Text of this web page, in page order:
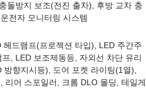
돌방지 보조(전진 출차), 후방 교차 충
전자 모니터링 시스템
드램프(프로젝션 타입), LED 주간주
, LED 보조제동등, 자외선 차단 유리
향지시등), 도어 포켓 라이팅(1열),
어 스포일러, 크롬 DLO 몰딩, 테일게